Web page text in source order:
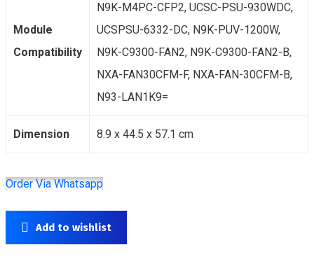
Module
Compatibility
N9K-M4PC-CFP2, UCSC-PSU-930WDC,
UCSPSU-6332-DC, N9K-PUV-1200W,
N9K-C9300-FAN2, N9K-C9300-FAN2-B,
NXA-FAN30CFM-F, NXA-FAN-30CFM-B,
N93-LAN1K9=
Dimension 8.9 x 44.5 x 57.1 cm
Order Via Whatsapp
Add to wishlist